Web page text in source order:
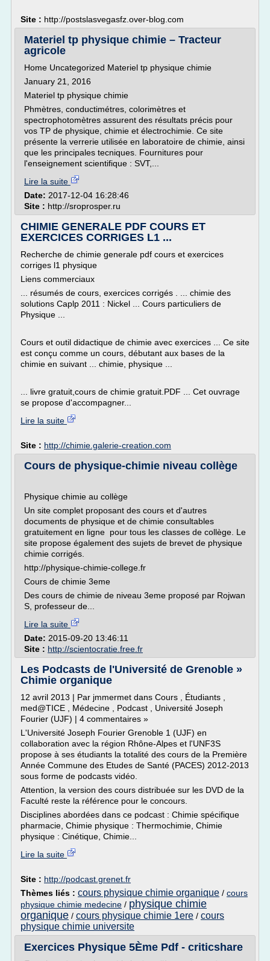
Site : http://postslasvegasfz.over-blog.com
Materiel tp physique chimie – Tracteur
agricole
Home Uncategorized Materiel tp physique chimie
January 21, 2016
Materiel tp physique chimie
Phmètres, conductimétres, colorimètres et
spectrophotomètres assurent des résultats précis pour
vos TP de physique, chimie et électrochimie. Ce site
présente la verrerie utilisée en laboratoire de chimie, ainsi
que les principales tecniques. Fournitures pour
l'enseignement scientifique : SVT,...
Lire la suite
Date: 2017-12-04 16:28:46
Site : http://sroprosper.ru
CHIMIE GENERALE PDF COURS ET
EXERCICES CORRIGES L1 ...
Recherche de chimie generale pdf cours et exercices
corriges l1 physique
Liens commerciaux
... résumés de cours, exercices corrigés . ... chimie des
solutions Caplp 2011 : Nickel ... Cours particuliers de
Physique ...
Cours et outil didactique de chimie avec exercices ... Ce site
est conçu comme un cours, débutant aux bases de la
chimie en suivant ... chimie, physique ...
... livre gratuit,cours de chimie gratuit.PDF ... Cet ouvrage
se propose d'accompagner...
Lire la suite
Site : http://chimie.galerie-creation.com
Cours de physique-chimie niveau collège
Physique chimie au collège
Un site complet proposant des cours et d'autres
documents de physique et de chimie consultables
gratuitement en ligne pour tous les classes de collège. Le
site propose également des sujets de brevet de physique
chimie corrigés.
http://physique-chimie-college.fr
Cours de chimie 3eme
Des cours de chimie de niveau 3eme proposé par Rojwan
S, professeur de...
Lire la suite
Date: 2015-09-20 13:46:11
Site : http://scientocratie.free.fr
Les Podcasts de l'Université de Grenoble »
Chimie organique
12 avril 2013 | Par jmmermet dans Cours , Étudiants ,
med@TICE , Médecine , Podcast , Université Joseph
Fourier (UJF) | 4 commentaires »
L'Université Joseph Fourier Grenoble 1 (UJF) en
collaboration avec la région Rhône-Alpes et l'UNF3S
propose à ses étudiants la totalité des cours de la Première
Année Commune des Etudes de Santé (PACES) 2012-2013
sous forme de podcasts vidéo.
Attention, la version des cours distribuée sur les DVD de la
Faculté reste la référence pour le concours.
Disciplines abordées dans ce podcast : Chimie spécifique
pharmacie, Chimie physique : Thermochimie, Chimie
physique : Cinétique, Chimie...
Lire la suite
Site : http://podcast.grenet.fr
Thèmes liés : cours physique chimie organique / cours
physique chimie medecine / physique chimie
organique / cours physique chimie 1ere / cours
physique chimie universite
Exercices Physique 5Ème Pdf - criticshare